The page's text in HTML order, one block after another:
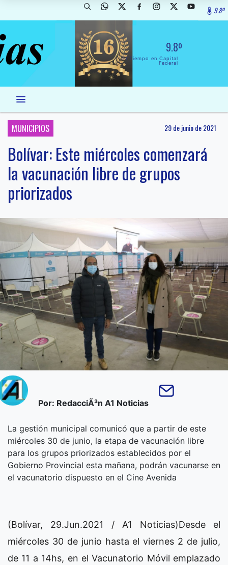
9.8º
9.8º
El Tiempo en Capital
Federal
MUNICIPIOS 29 de junio de 2021
Bolívar: Este miércoles comenzará
la vacunación libre de grupos
priorizados
Por: RedacciÃ³n A1 Noticias
La gestión municipal comunicó que a partir de este
miércoles 30 de junio, la etapa de vacunación libre
para los grupos priorizados establecidos por el
Gobierno Provincial esta mañana, podrán vacunarse en
el vacunatorio dispuesto en el Cine Avenida
(Bolívar, 29.Jun.2021 / A1 Noticias)Desde el
miércoles 30 de junio hasta el viernes 2 de julio,
de 11 a 14hs, en el Vacunatorio Móvil emplazado